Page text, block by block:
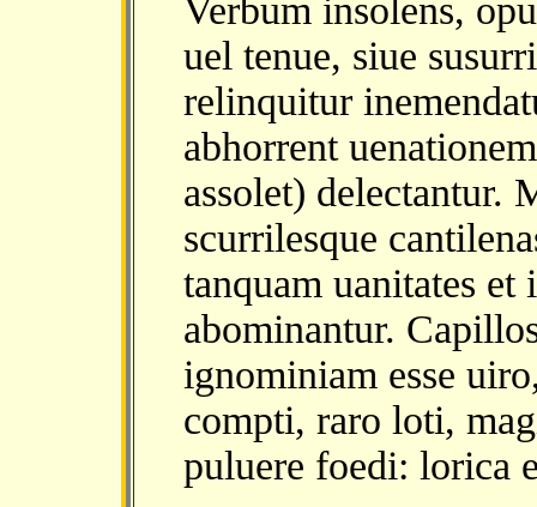
Verbum insolens,
uel tenue, siue
relinquitur
abhorrent
assolet) delectantur.
scurrilesque
tanquam uanitates et
abominantur.
ignominiam esse
compti, raro loti,
puluere foedi: lorica